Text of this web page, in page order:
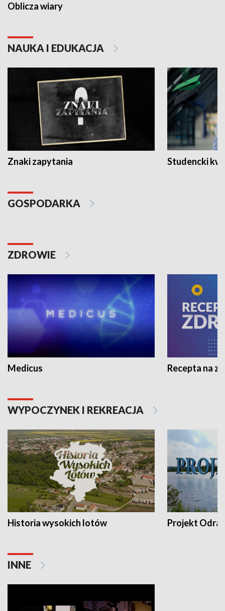
Oblicza wiary
NAUKA I EDUKACJA
Znaki zapytania Studencki
GOSPODARKA
ZDROWIE
Medicus Recepta na
WYPOCZYNEK I REKREACJA
Historia wysokich lotów Projekt Odra
INNE